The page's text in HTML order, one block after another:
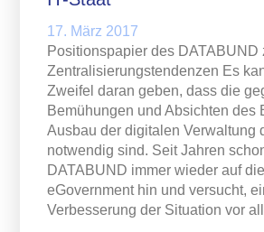
17. März 2017
Positionspapier des DATABUND
Zentralisierungstendenzen Es
Zweifel daran geben, dass die
Bemühungen und Absichten des
Ausbau der digitalen Verwaltung
notwendig sind. Seit Jahren
DATABUND immer wieder auf
eGovernment hin und versucht,
Verbesserung der Situation vor